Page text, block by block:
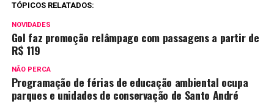
TÓPICOS RELATADOS:
NOVIDADES
Gol faz promoção relâmpago com passagens a partir de
R$ 119
NÃO PERCA
Programação de férias de educação ambiental ocupa
parques e unidades de conservação de Santo André